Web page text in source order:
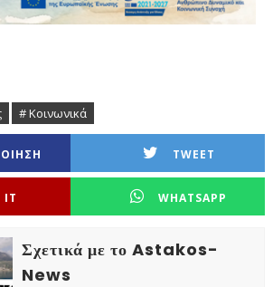
# Κοινωνικά
TWEET
IT WHATSAPP
Σχετικά με το Astakos-
News